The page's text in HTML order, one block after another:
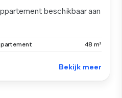
beschikbaar aan
48 m²
Bekijk meer